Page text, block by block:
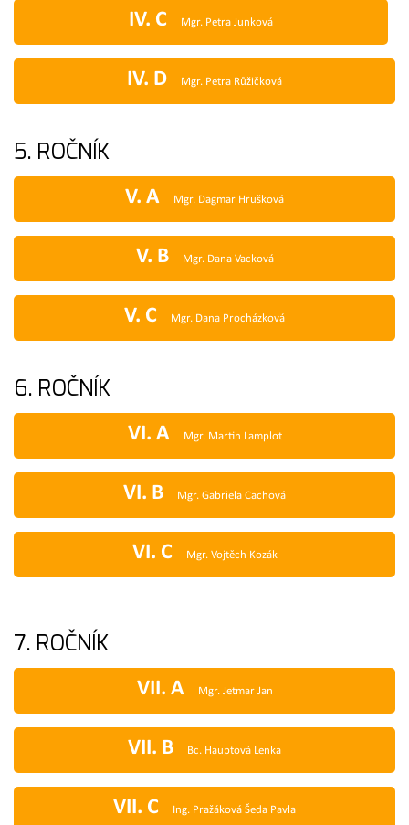
IV. C Mgr. Petra Junková
IV. D Mgr. Petra Růžičková
5. ROČNÍK
V. A Mgr. Dagmar Hrušková
V. B Mgr. Dana Vacková
V. C Mgr. Dana Procházková
6. ROČNÍK
VI. A Mgr. Martin Lamplot
VI. B Mgr. Gabriela Cachová
VI. C Mgr. Vojtěch Kozák
7. ROČNÍK
VII. A Mgr. Jetmar Jan
VII. B Bc. Hauptová Lenka
VII. C Ing. Pražáková Šeda Pavla